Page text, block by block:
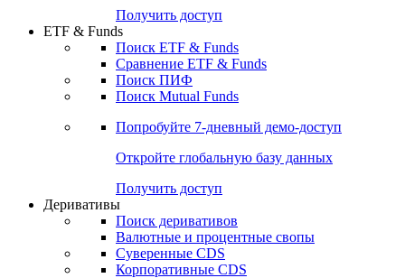
Получить доступ
ETF & Funds
Поиск ETF & Funds
Сравнение ETF & Funds
Поиск ПИФ
Поиск Mutual Funds
Попробуйте 7-дневный демо-доступ
Откройте глобальную базу данных
Получить доступ
Деривативы
Поиск деривативов
Валютные и процентные свопы
Суверенные CDS
Корпоративные CDS